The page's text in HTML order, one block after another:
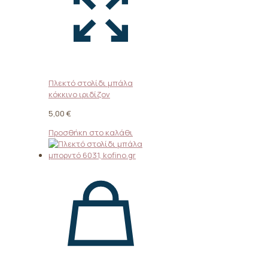
Πλεκτό στολίδι μπάλα
κόκκινο ιριδίζον
5,00 €
Προσθήκη στο καλάθι